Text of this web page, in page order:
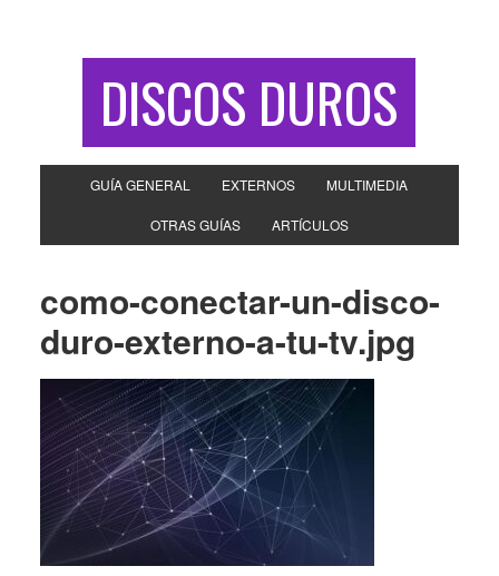
DISCOS DUROS
GUÍA GENERAL EXTERNOS MULTIMEDIA
OTRAS GUÍAS ARTÍCULOS
como-conectar-un-disco-
duro-externo-a-tu-tv.jpg